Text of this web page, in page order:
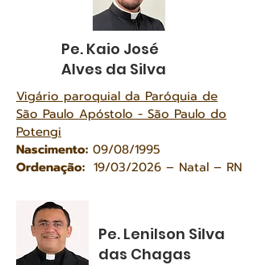
Pe. Kaio José
Alves da Silva
Vigário paroquial da Paróquia de
São Paulo Apóstolo - São Paulo do
Potengi
Nascimento: 09/08/1995
Ordenação: 19/03/2026 – Natal – RN
Pe. Lenilson Silva
das Chagas